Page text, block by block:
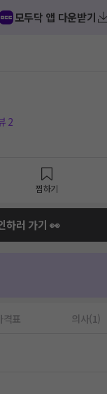
모두닥 앱 다운받기
2
찜하기
하러 가기 👀
격표 의사(1)